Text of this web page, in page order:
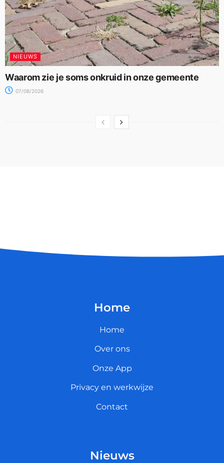
NIEUWS
Waarom zie je soms onkruid in onze gemeente
07/08/2026
Home
Home
Over ons
Onze App
Privacy en werkwijze
Contact
Nieuws